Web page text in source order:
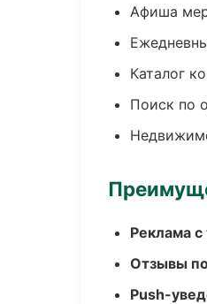
Афиша
Каталог
Поиск по
Реклама с
Отзывы
Push-